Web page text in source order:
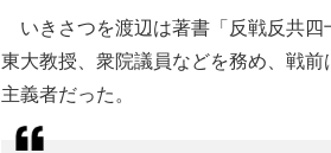
いきさつを渡辺は著書「反戦反共四
東大教授、衆院議員などを務め、戦
主義者だった。